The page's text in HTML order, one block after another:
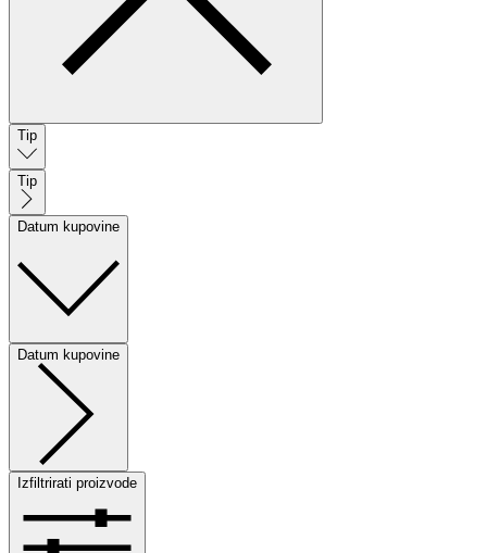
Tip
Tip
Datum kupovine
Datum kupovine
Izfiltrirati proizvode